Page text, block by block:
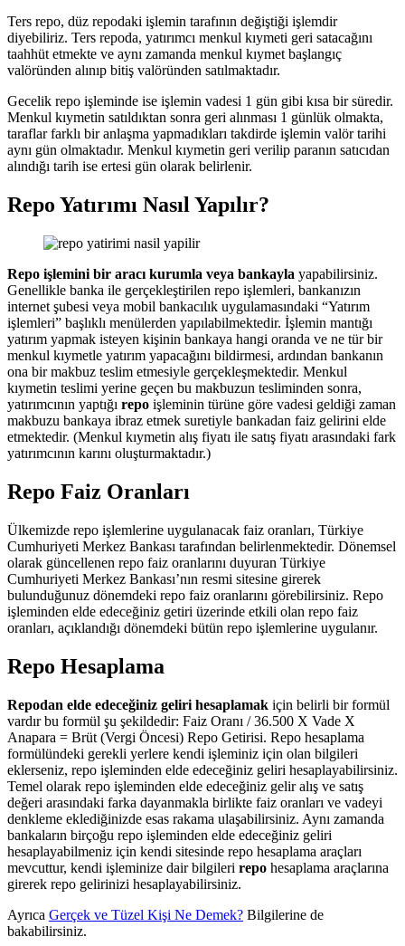
Ters repo, düz repodaki işlemin tarafının değiştiği işlemdir
diyebiliriz. Ters repoda, yatırımcı menkul kıymeti geri satacağını
taahhüt etmekte ve aynı zamanda menkul kıymet başlangıç
valöründen alınıp bitiş valöründen satılmaktadır.
Gecelik repo işleminde ise işlemin vadesi 1 gün gibi kısa bir süredir.
Menkul kıymetin satıldıktan sonra geri alınması 1 günlük olmakta,
taraflar farklı bir anlaşma yapmadıkları takdirde işlemin valör tarihi
aynı gün olmaktadır. Menkul kıymetin geri verilip paranın satıcıdan
alındığı tarih ise ertesi gün olarak belirlenir.
Repo Yatırımı Nasıl Yapılır?
Repo işlemini bir aracı kurumla veya bankayla yapabilirsiniz.
Genellikle banka ile gerçekleştirilen repo işlemleri, bankanızın
internet şubesi veya mobil bankacılık uygulamasındaki “Yatırım
işlemleri” başlıklı menülerden yapılabilmektedir. İşlemin mantığı
yatırım yapmak isteyen kişinin bankaya hangi oranda ve ne tür bir
menkul kıymetle yatırım yapacağını bildirmesi, ardından bankanın
ona bir makbuz teslim etmesiyle gerçekleşmektedir. Menkul
kıymetin teslimi yerine geçen bu makbuzun tesliminden sonra,
yatırımcının yaptığı repo işleminin türüne göre vadesi geldiği zaman
makbuzu bankaya ibraz etmek suretiyle bankadan faiz gelirini elde
etmektedir. (Menkul kıymetin alış fiyatı ile satış fiyatı arasındaki fark
yatırımcının karını oluşturmaktadır.)
Repo Faiz Oranları
Ülkemizde repo işlemlerine uygulanacak faiz oranları, Türkiye
Cumhuriyeti Merkez Bankası tarafından belirlenmektedir. Dönemsel
olarak güncellenen repo faiz oranlarını duyuran Türkiye
Cumhuriyeti Merkez Bankası’nın resmi sitesine girerek
bulunduğunuz dönemdeki repo faiz oranlarını görebilirsiniz. Repo
işleminden elde edeceğiniz getiri üzerinde etkili olan repo faiz
oranları, açıklandığı dönemdeki bütün repo işlemlerine uygulanır.
Repo Hesaplama
Repodan elde edeceğiniz geliri hesaplamak için belirli bir formül
vardır bu formül şu şekildedir: Faiz Oranı / 36.500 X Vade X
Anapara = Brüt (Vergi Öncesi) Repo Getirisi. Repo hesaplama
formülündeki gerekli yerlere kendi işleminiz için olan bilgileri
eklerseniz, repo işleminden elde edeceğiniz geliri hesaplayabilirsiniz.
Temel olarak repo işleminden elde edeceğiniz gelir alış ve satış
değeri arasındaki farka dayanmakla birlikte faiz oranları ve vadeyi
denkleme eklediğinizde esas rakama ulaşabilirsiniz. Aynı zamanda
bankaların birçoğu repo işleminden elde edeceğiniz geliri
hesaplayabilmeniz için kendi sitesinde repo hesaplama araçları
mevcuttur, kendi işleminize dair bilgileri repo hesaplama araçlarına
girerek repo gelirinizi hesaplayabilirsiniz.
Ayrıca Gerçek ve Tüzel Kişi Ne Demek? Bilgilerine de
bakabilirsiniz.